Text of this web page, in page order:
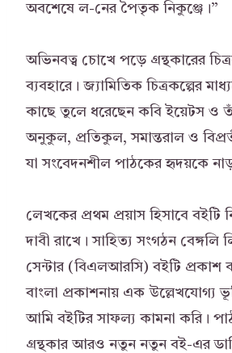
অবশেষে ল-নের পৈতৃক নিকুঞ্জে।”
অভিনবত্ব চোখে পড়ে গ্রন্থকারের
ব্যবহারে। জ্যামিতিক চিত্রকল্পের
কাছে তুলে ধরেছেন কবি ইয়েটস ও
অনুকুল, প্রতিকুল, সমান্তরাল ও
যা সংবেদনশীল পাঠকের হৃদয়কে
লেখকের প্রথম প্রয়াস হিসাবে বইটি
দাবী রাখে। সাহিত্য সংগঠন বেঙ্গলি
সেন্টার (বিএলআরসি) বইটি প্রকাশ
বাংলা প্রকাশনায় এক উল্লেখযোগ্য
আমি বইটির সাফল্য কামনা করি।
গ্রন্থকার আরও নতুন নতুন বই-এর